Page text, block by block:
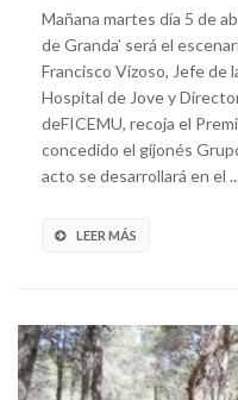
Mañana martes día 5 de
de Granda’ será el
Francisco Vizoso, Jefe de
Hospital de Jove y
deFICEMU, recoja el
concedido el gijonés
acto se desarrollará en el ...
LEER MÁS